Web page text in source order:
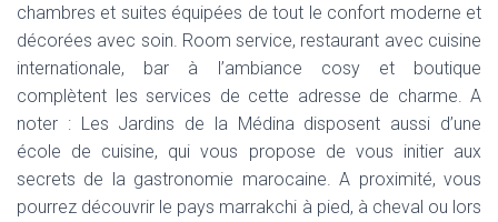
chambres et suites équipées de tout le confort moderne et
décorées avec soin. Room service, restaurant avec cuisine
internationale, bar à l’ambiance cosy et boutique
complètent les services de cette adresse de charme. A
noter : Les Jardins de la Médina disposent aussi d’une
école de cuisine, qui vous propose de vous initier aux
secrets de la gastronomie marocaine. A proximité, vous
pourrez découvrir le pays marrakchi à pied, à cheval ou lors